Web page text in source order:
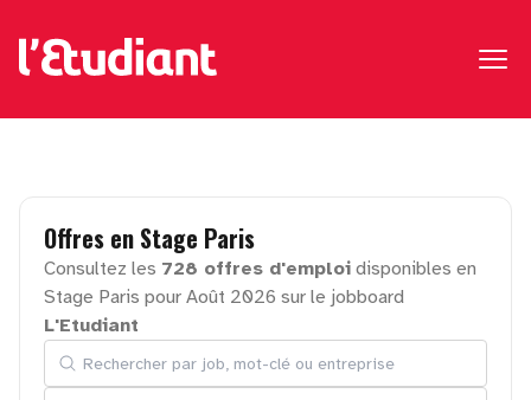
Offres en Stage Paris
Consultez les 728 offres d'emploi disponibles en
Stage Paris pour Août 2026 sur le jobboard
L'Etudiant
Rechercher par job, mot-clé ou entreprise
Localisation